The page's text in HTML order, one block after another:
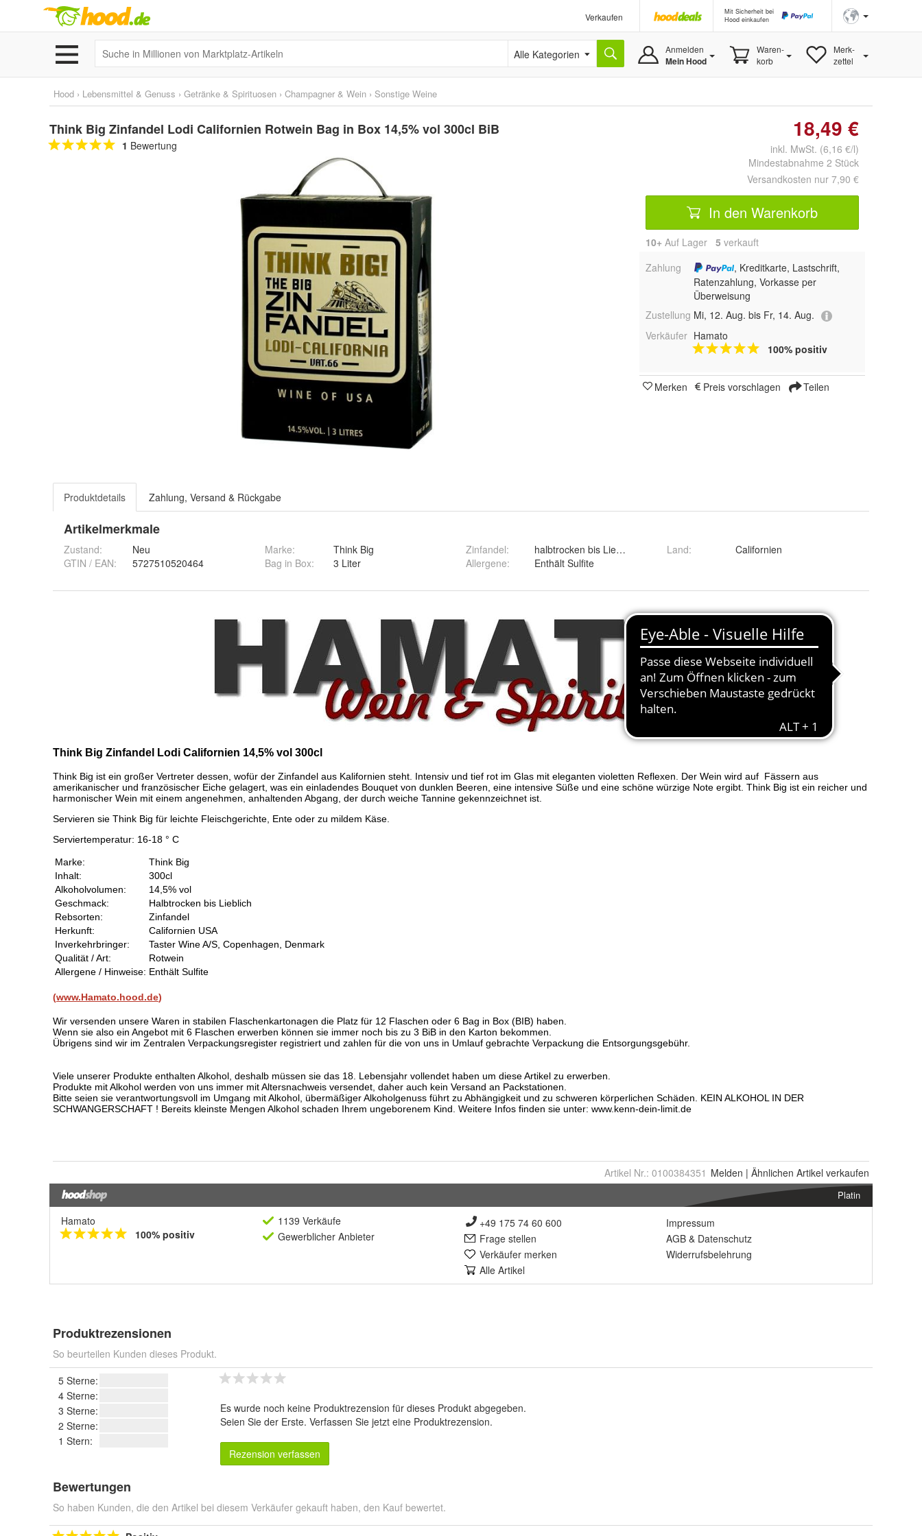
Verkaufen
Mit Sicherheit bei
Hood einkaufen
Alle Kategorien Anmelden
Mein Hood
Waren-
korb
Merk-
zettel
Hood › Lebensmittel & Genuss › Getränke & Spirituosen › Champagner & Wein › Sonstige Weine
Think Big Zinfandel Lodi Californien Rotwein Bag in Box 14,5% vol 300cl BiB
1 Bewertung
18,49 €
inkl. MwSt. (6,16 €/l)
Mindestabnahme 2 Stück
Versandkosten nur 7,90 €
In den Warenkorb
10+ Auf Lager 5 verkauft
Zahlung
, Kreditkarte, Lastschrift,
Ratenzahlung, Vorkasse per
Überweisung
Zustellung Mi, 12. Aug. bis Fr, 14. Aug.
Verkäufer Hamato
100% positiv
Merken Preis vorschlagen Teilen
Produktdetails Zahlung, Versand & Rückgabe
Artikelmerkmale
Zustand:
Neu
GTIN / EAN:
5727510520464
Marke:
Think Big
Bag in Box: 3 Liter
Zinfandel:
halbtrocken bis Lieblich
Allergene: Enthält Sulfite
Land: Californien
Artikel Nr.: 0100384351 Melden | Ähnlichen Artikel verkaufen
Platin
Hamato
100% positiv
1139 Verkäufe
Gewerblicher Anbieter
+49 175 74 60 600
Frage stellen
Verkäufer merken
Alle Artikel
Impressum
AGB & Datenschutz
Widerrufsbelehrung
Produktrezensionen
So beurteilen Kunden dieses Produkt.
5 Sterne:
4 Sterne:
3 Sterne:
2 Sterne:
1 Stern:
Es wurde noch keine Produktrezension für dieses Produkt abgegeben.
Seien Sie der Erste. Verfassen Sie jetzt eine Produktrezension.
Rezension verfassen
Bewertungen
So haben Kunden, die den Artikel bei diesem Verkäufer gekauft haben, den Kauf bewertet.